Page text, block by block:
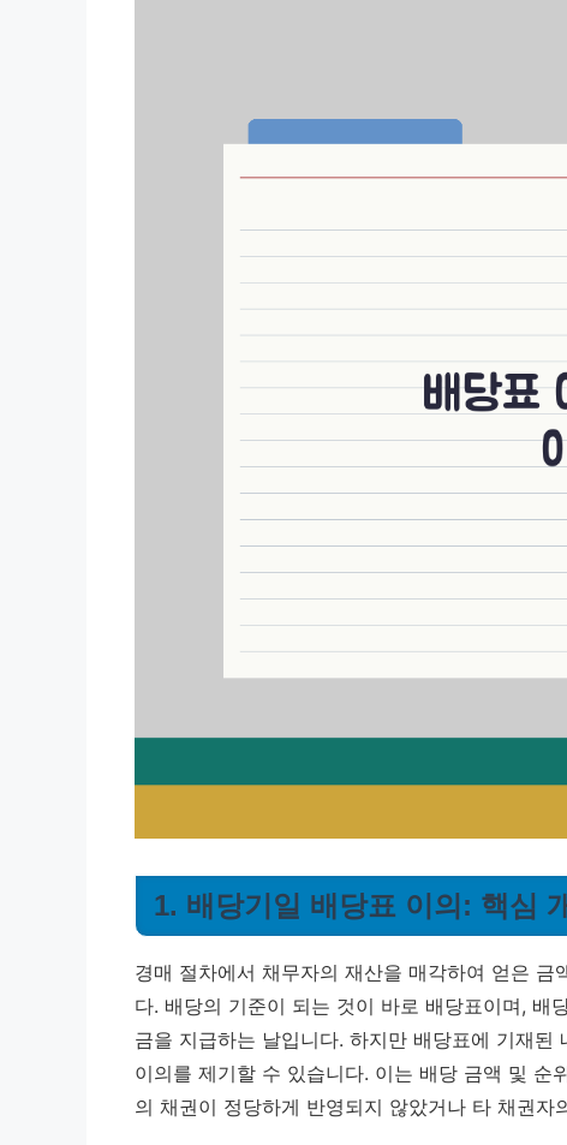
1. 배당기일 배당표 이의: 핵심
경매 절차에서 채무자의 재산을 매각하여 얻은
다. 배당의 기준이 되는 것이 바로 배당표이며, 배
금을 지급하는 날입니다. 하지만 배당표에 기재
이의를 제기할 수 있습니다. 이는 배당 금액 및 순
의 채권이 정당하게 반영되지 않았거나 타 채권